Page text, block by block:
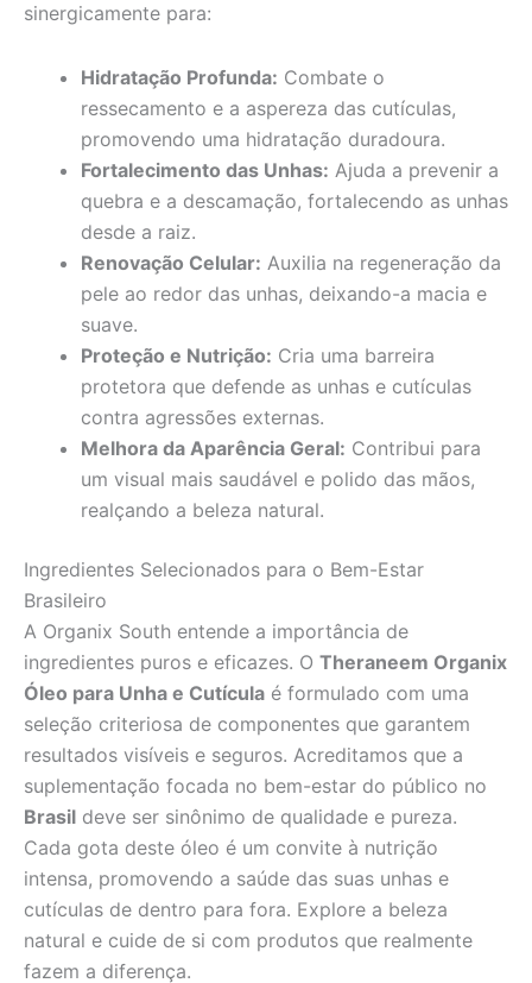
sinergicamente para:
Hidratação Profunda: Combate o
ressecamento e a aspereza das cutículas,
promovendo uma hidratação duradoura.
Fortalecimento das Unhas: Ajuda a prevenir a
quebra e a descamação, fortalecendo as unhas
desde a raiz.
Renovação Celular: Auxilia na regeneração da
pele ao redor das unhas, deixando-a macia e
suave.
Proteção e Nutrição: Cria uma barreira
protetora que defende as unhas e cutículas
contra agressões externas.
Melhora da Aparência Geral: Contribui para
um visual mais saudável e polido das mãos,
realçando a beleza natural.
Ingredientes Selecionados para o Bem-Estar
Brasileiro
A Organix South entende a importância de
ingredientes puros e eficazes. O Theraneem Organix
Óleo para Unha e Cutícula é formulado com uma
seleção criteriosa de componentes que garantem
resultados visíveis e seguros. Acreditamos que a
suplementação focada no bem-estar do público no
Brasil deve ser sinônimo de qualidade e pureza.
Cada gota deste óleo é um convite à nutrição
intensa, promovendo a saúde das suas unhas e
cutículas de dentro para fora. Explore a beleza
natural e cuide de si com produtos que realmente
fazem a diferença.